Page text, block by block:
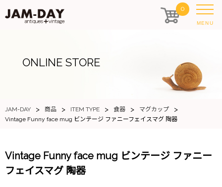
0
MENU
ONLINE STORE
JAM-DAY > 商品 > ITEM TYPE > 食器 > マグカップ >
Vintage Funny face mug ビンテージ ファニーフェイスマグ 陶器
Vintage Funny face mug ビンテージ ファニー
フェイスマグ 陶器